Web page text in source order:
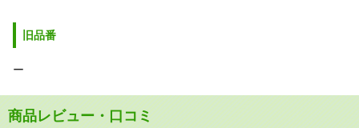
旧品番
ー
商品レビュー・口コミ